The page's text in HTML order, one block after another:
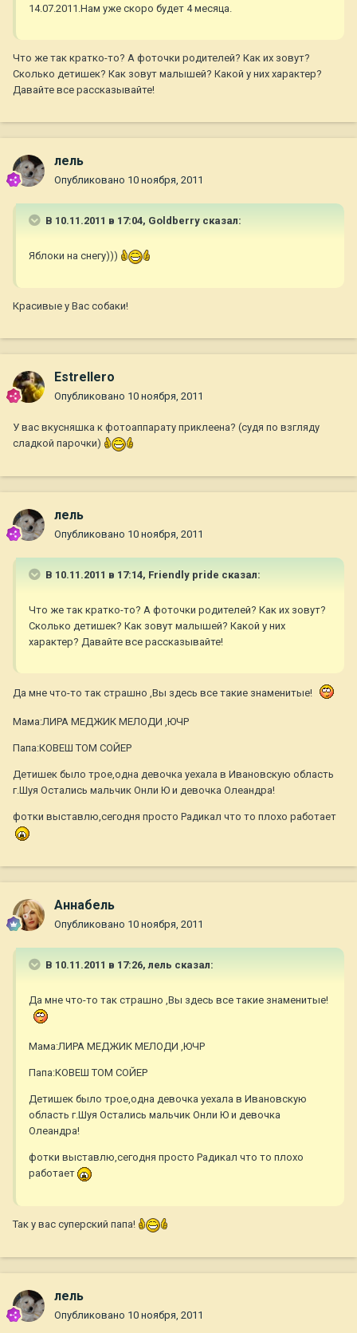
14.07.2011.Нам уже скоро будет 4 месяца.
Что же так кратко-то? А фоточки родителей? Как их зовут?
Сколько детишек? Как зовут малышей? Какой у них характер?
Давайте все рассказывайте!
лель
Опубликовано 10 ноября, 2011
В 10.11.2011 в 17:04, Goldberry сказал:
Яблоки на снегу)))
Красивые у Вас собаки!
Estrellero
Опубликовано 10 ноября, 2011
У вас вкусняшка к фотоаппарату приклеена? (судя по взгляду
сладкой парочки)
лель
Опубликовано 10 ноября, 2011
В 10.11.2011 в 17:14, Friendly pride сказал:
Что же так кратко-то? А фоточки родителей? Как их зовут?
Сколько детишек? Как зовут малышей? Какой у них
характер? Давайте все рассказывайте!
Да мне что-то так страшно ,Вы здесь все такие знаменитые!
Мама:ЛИРА МЕДЖИК МЕЛОДИ ,ЮЧР
Папа:КОВЕШ ТОМ СОЙЕР
Детишек было трое,одна девочка уехала в Ивановскую область
г.Шуя Остались мальчик Онли Ю и девочка Олеандра!
фотки выставлю,сегодня просто Радикал что то плохо работает
Aннaбель
Опубликовано 10 ноября, 2011
В 10.11.2011 в 17:26, лель сказал:
Да мне что-то так страшно ,Вы здесь все такие знаменитые!
Мама:ЛИРА МЕДЖИК МЕЛОДИ ,ЮЧР
Папа:КОВЕШ ТОМ СОЙЕР
Детишек было трое,одна девочка уехала в Ивановскую
область г.Шуя Остались мальчик Онли Ю и девочка
Олеандра!
фотки выставлю,сегодня просто Радикал что то плохо
работает
Так у вас суперский папа!
лель
Опубликовано 10 ноября, 2011